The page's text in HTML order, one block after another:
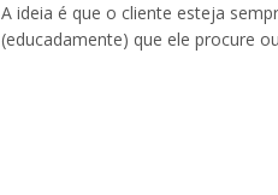
A ideia é que o cliente esteja
(educadamente) que ele procure